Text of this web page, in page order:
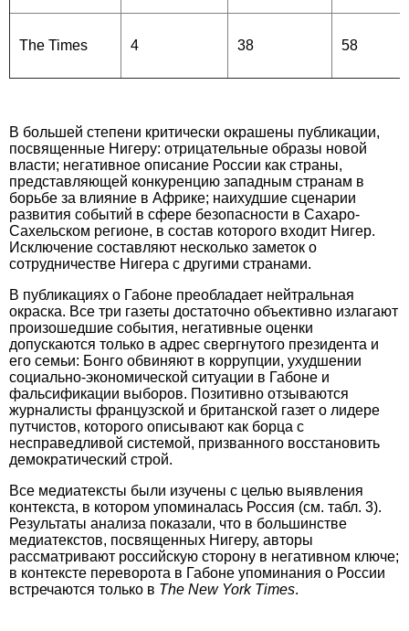
The Times 4 38 58
В большей степени критически окрашены публикации,
посвященные Нигеру: отрицательные образы новой
власти; негативное описание России как страны,
представляющей конкуренцию западным странам в
борьбе за влияние в Африке; наихудшие сценарии
развития событий в сфере безопасности в Сахаро-
Сахельском регионе, в состав которого входит Нигер.
Исключение составляют несколько заметок о
сотрудничестве Нигера с другими странами.
В публикациях о Габоне преобладает нейтральная
окраска. Все три газеты достаточно объективно излагают
произошедшие события, негативные оценки
допускаются только в адрес свергнутого президента и
его семьи: Бонго обвиняют в коррупции, ухудшении
социально-экономической ситуации в Габоне и
фальсификации выборов. Позитивно отзываются
журналисты французской и британской газет о лидере
путчистов, которого описывают как борца с
несправедливой системой, призванного восстановить
демократический строй.
Все медиатексты были изучены с целью выявления
контекста, в котором упоминалась Россия (см. табл. 3).
Результаты анализа показали, что в большинстве
медиатекстов, посвященных Нигеру, авторы
рассматривают российскую сторону в негативном ключе;
в контексте переворота в Габоне упоминания о России
встречаются только в The New York Times.